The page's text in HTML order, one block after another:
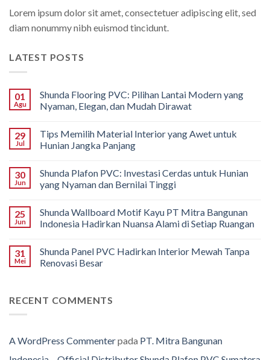
Lorem ipsum dolor sit amet, consectetuer adipiscing elit, sed
diam nonummy nibh euismod tincidunt.
LATEST POSTS
01
Agu
Shunda Flooring PVC: Pilihan Lantai Modern yang
Nyaman, Elegan, dan Mudah Dirawat
29
Jul
Tips Memilih Material Interior yang Awet untuk
Hunian Jangka Panjang
30
Jun
Shunda Plafon PVC: Investasi Cerdas untuk Hunian
yang Nyaman dan Bernilai Tinggi
25
Jun
Shunda Wallboard Motif Kayu PT Mitra Bangunan
Indonesia Hadirkan Nuansa Alami di Setiap Ruangan
31
Mei
Shunda Panel PVC Hadirkan Interior Mewah Tanpa
Renovasi Besar
RECENT COMMENTS
A WordPress Commenterpada PT. Mitra Bangunan